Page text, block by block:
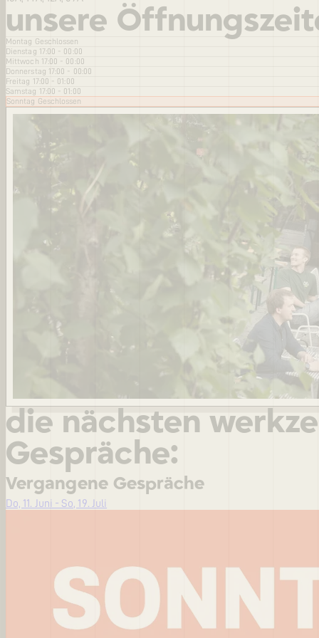
unsere
Montag Geschlossen
Dienstag 17:00 - 00:00
Mittwoch 17:00 - 00:00
Donnerstag 17:00 - 00:00
Freitag 17:00 - 01:00
Samstag 17:00 - 01:00
Sonntag Geschlossen
die nächsten
Gespräche:
Vergangene Gespräche
Do, 11. Juni - So, 19. Juli